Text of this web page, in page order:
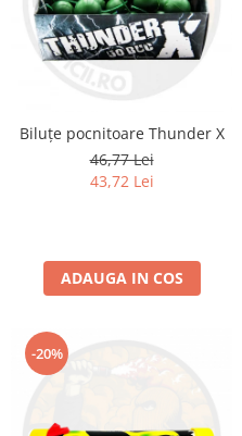
Biluțe pocnitoare Thunder X
46,77 Lei
43,72 Lei
ADAUGA IN COS
-20%